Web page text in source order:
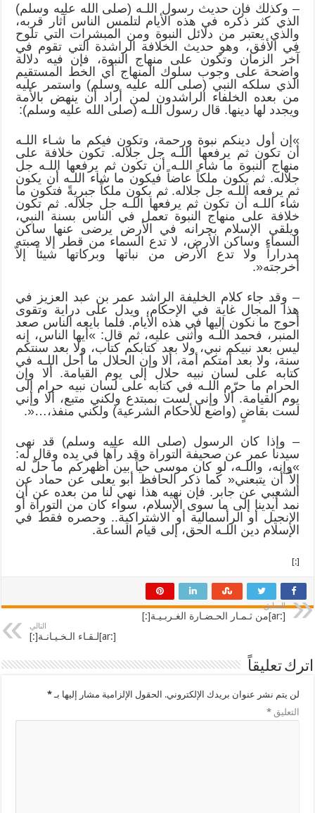
– وكذلك فإن حديث رسول اللـه (صلى الله عليه وسلم)
الذي كثر ذكره في هذه الأيام لتلمس الناس آثار قربه،
والذي يعتبر من دلائل النبوة ومن المبشرات التي تلوح
في الأفق، وهو حديث الخلافة الراشدة التي تقوم في
آخر الزمان وتكون على منهاج النبوة، فإن فيه دلالة
واضحة على وجوب سلوك المنهاج أي الخط المستقيم
الذي سلكه النبي (صلى الله عليه وسلم) واستمر عليه
من بعده الخلفاء الراشدون لمن أراد أن ينهض بالأمة
ويجدد لها دينها. قال رسول اللـه (صلى الله عليه وسلم):
»إن أول دينكم نبوة ورحمة، وتكون فيكم ما شـاء اللـه
أن تكون ثم يرفعها اللـه جل جلاله. تكون خلافة على
منهاج النبوة ما شاء اللـه أن تكون ثم يرفعها اللـه جل
جلاله. ثم يكون ملكاً عاضاً فيكون ما شاء اللـه أن يكون
ثم يرفعه اللـه جل جلاله. ثم يكون ملكاً جبريةً فتكون ما
شاء اللـه أن تكون ثم يرفعها اللـه جل جلاله. ثم تكون
خلافة على منهاج النبوة تعمل في الناس بسنة النبي،
ويلقي الإسلام بجرانه في الأرض يرضى عنها ساكن
السماء وساكن الأرض، لا تدع السماء من قطر إلا صبته
مدراراً ولا تدع الأرض من نباتها وبركاتها شيئاً إلاّ
أخرجته«.
– وقد جاء كلام الخليفة الراشد عمر بن عبد العزيز في
هذا المجال غاية في الإحكام، ويدل على دراية وتقوى
أحوج ما نكون إليها في هذه الأيام. فلما بايعه الناس صعد
المنبر، فحمد اللـه وأثنى عليه، ثم قال: »أيها الناس، إنه
ليس بعد نبيكم نبي، ولا بعد كتابكم كتاب، ولا بعد سنتكم
سنة، ولا بعد أمتكم أمة، ألا وإن الحلال ما أحل اللـه في
كتابه على لسان نبيه حلال إلى يوم القيامة. ألا وإن
الحرام ما حرّم اللـه في كتابه على لسان نبيه حرام إلى
يوم القيامة. ألا وإني لست بمبتدع ولكني متبع، ألا وإني
لست بقاضٍ (واضع للأحكام الشرعية) ولكني منفذ،…«.
– وإذا كان الرسول (صلى الله عليه وسلم) قد نهى
سيدنا عمر عن صحيفة التوراة وقد رآها في يده وقال له:
»وإنه، واللـه، لو كان موسى حياً بين أظهركم ما حلّ له
إلاّ أن يتبعني« كما ذكر الحافظ أبو يعلى عن حماد عن
الشعبي عن جابر. فإن نهيه هذا نهي لنا من بعده عن أن
نمد أيدينا إلى ما سوى الإسلام، سواء كان من التوراة أو
الإنجيل أو الرأسمالية أو الاشتراكية.. وحصره فقط في
الإسلام دين اللـه الحق، إلى قيام الساعة.
[:]
السابق
[:ar]من ثـمـار الحـضـارة الغـربـيـة[:]
التالي
[:ar]لـقـاء الـخـيـانـة[:]
اترك تعليقاً
لن يتم نشر عنوان بريدك الإلكتروني. الحقول الإلزامية مشار إليها بـ*
التعليق*